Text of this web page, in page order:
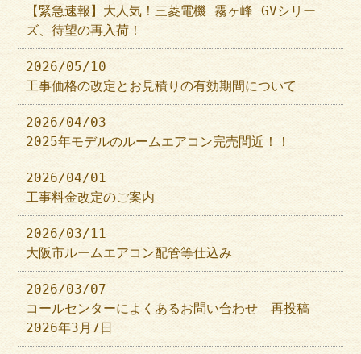
【緊急速報】大人気！三菱電機 霧ヶ峰 GVシリー
ズ、待望の再入荷！
2026/05/10
工事価格の改定とお見積りの有効期間について
2026/04/03
2025年モデルのルームエアコン完売間近！！
2026/04/01
工事料金改定のご案内
2026/03/11
大阪市ルームエアコン配管等仕込み
2026/03/07
コールセンターによくあるお問い合わせ 再投稿
2026年3月7日